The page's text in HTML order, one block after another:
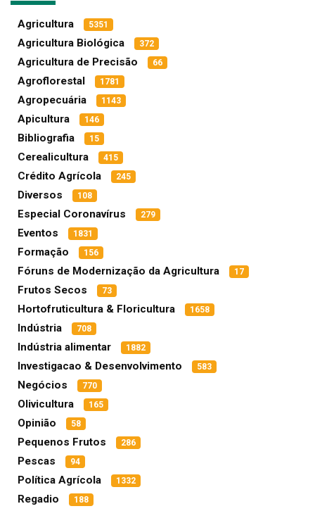
Agricultura 5351
Agricultura Biológica 372
Agricultura de Precisão 66
Agroflorestal 1781
Agropecuária 1143
Apicultura 146
Bibliografia 15
Cerealicultura 415
Crédito Agrícola 245
Diversos 108
Especial Coronavírus 279
Eventos 1831
Formação 156
Fóruns de Modernização da Agricultura 17
Frutos Secos 73
Hortofruticultura & Floricultura 1658
Indústria 708
Indústria alimentar 1882
Investigacao & Desenvolvimento 583
Negócios 770
Olivicultura 165
Opinião 58
Pequenos Frutos 286
Pescas 94
Política Agrícola 1332
Regadio 188